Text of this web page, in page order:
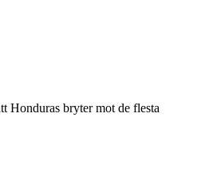
Honduras bryter mot de flesta